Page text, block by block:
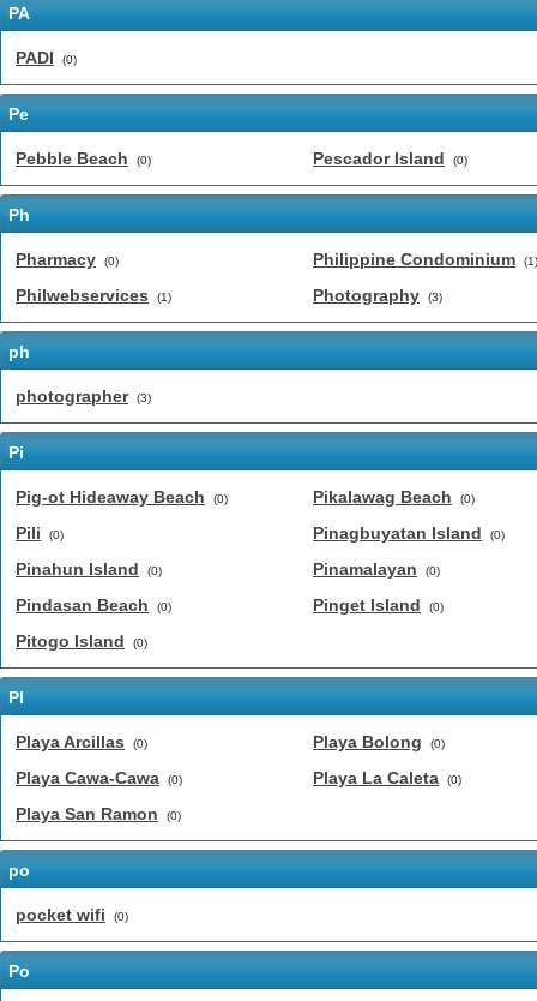
PA
PADI (0)
Pe
Pebble Beach (0) Pescador Island (0)
Ph
Pharmacy (0)
Philwebservices (1)
Philippine Condominium (1)
Photography (3)
ph
photographer (3)
Pi
Pig-ot Hideaway Beach (0)
Pili (0)
Pinahun Island (0)
Pindasan Beach (0)
Pitogo Island (0)
Pikalawag Beach (0)
Pinagbuyatan Island (0)
Pinamalayan (0)
Pinget Island (0)
Pl
Playa Arcillas (0)
Playa Cawa-Cawa (0)
Playa San Ramon (0)
Playa Bolong (0)
Playa La Caleta (0)
po
pocket wifi (0)
Po